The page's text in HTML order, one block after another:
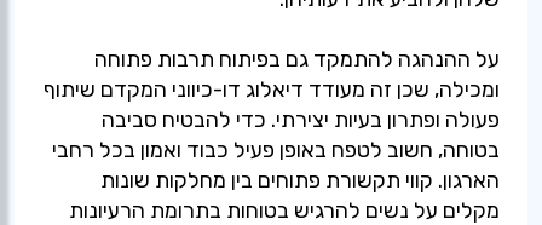
על ההנהגה להתמקד גם בפיתוח תרבות פתוחה
ומכילה, שכן זה מעודד דיאלוג דו-כיווני המקדם שיתוף
פעולה ופתרון בעיות יצירתי. כדי להבטיח סביבה
בטוחה, חשוב לטפח באופן פעיל כבוד ואמון בכל רחבי
הארגון. קווי תקשורת פתוחים בין מחלקות שונות
מקלים על נשים להרגיש בטוחות בתרומת הרעיונות